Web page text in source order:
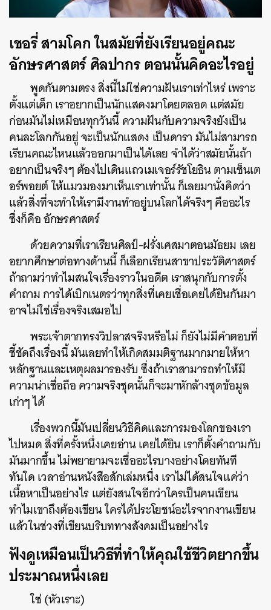
เชอรี่ สามโคก ในสมัยที่ยังเรียนอยู่คณะ
อักษรศาสตร์ ศิลปากร ตอนนั้นคิดอะไรอยู่
พูดกันตามตรง สิ่งนี้ไม่ใช่ความฝันเราเท่าไหร่ เพราะ
ตั้งแต่เด็ก เราอยากเป็นนักแสดงมาโดยตลอด แต่สมัย
ก่อนมันไม่เหมือนทุกวันนี้ ความฝันกับความจริงยังเป็น
คนละโลกกันอยู่ จะเป็นนักแสดง เป็นดารา มันไม่สามารถ
เรียนคณะไหนแล้วออกมาเป็นได้เลย จำได้ว่าสมัยนั้นถ้า
อยากเป็นจริงๆ ต้องไปเดินแถวเมเจอร์รัชโยธิน ตามเซ็นเต
อร์พอยต์ ให้แมวมองมาเห็นเราเท่านั้น ก็เลยมานั่งคิดว่า
แล้วสิ่งที่จะทำให้เรามีงานทำอยู่บนโลกได้จริงๆ คืออะไร
ซึ่งก็คือ อักษรศาสตร์
ด้วยความที่เราเรียนศิลป์-ฝรั่งเศสมาตอนมัธยม เลย
อยากศึกษาต่อทางด้านนี้ ก็เลือกเรียนสาขาประวัติศาสตร์​
ถ้าถามว่าทำไมสนใจเรื่องราวในอดีต เราสนุกกับการตั้ง
คำถาม การได้เบิกเนตรว่าทุกสิ่งที่เคยเชื่อเคยได้ยินกันมา
อาจไม่ใช่เรื่องจริงเสมอไป
พระเจ้าตากทรงวิปลาสจริงหรือไม่ ก็ยังไม่มีคำตอบที่
ชี้ชัดถึงเรื่องนี้ มันเลยทำให้เกิดสมมติฐานมากมายให้หา
หลักฐานและเหตุผลมารองรับ ซึ่งถ้าเราสามารถทำให้มี
ความน่าเชื่อถือ ความจริงชุดนั้นก็จะมาหักล้างชุดข้อมูล
เก่าๆ ได้
เรื่องพวกนี้มันเปลี่ยนวิธีคิดและการมองโลกของเรา
ไปหมด สิ่งที่ครั้งหนึ่งเคยอ่าน เคยได้ยิน เราก็ตั้งคำถามกับ
มันมากขึ้น ไม่พยายามจะเชื่ออะไรบางอย่างโดยทันที
ทันใด เวลาอ่านหนังสือสักเล่มหนึ่ง เราไม่ได้สนใจแค่ว่า
เนื้อหาเป็นอย่างไร แต่ยังสนใจอีกว่าใครเป็นคนเขียน
ทำไมเขาถึงต้องเขียน ใครได้ประโยชน์อะไรจากงานเขียน
แล้วในช่วงที่เขียนบริบททางสังคมเป็นอย่างไร
ฟังดูเหมือนเป็นวิธีที่ทำให้คุณใช้ชีวิตยากขึ้น
ประมาณหนึ่งเลย
ใช่ (หัวเราะ)